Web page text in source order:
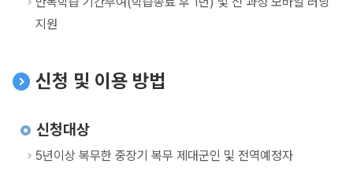
지원
신청 및 이용 방법
신청대상
5년이상 복무한 중장기 복무 제대군인 및 전역예정자